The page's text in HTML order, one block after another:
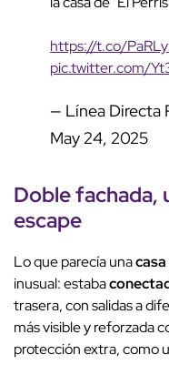
https://t.co/
pic.twitter.com/
— Línea Directa
May 24, 2025
Doble fachada,
escape
Lo que parecía una
inusual: estaba
trasera, con salidas a
más visible y reforzada
protección extra, como